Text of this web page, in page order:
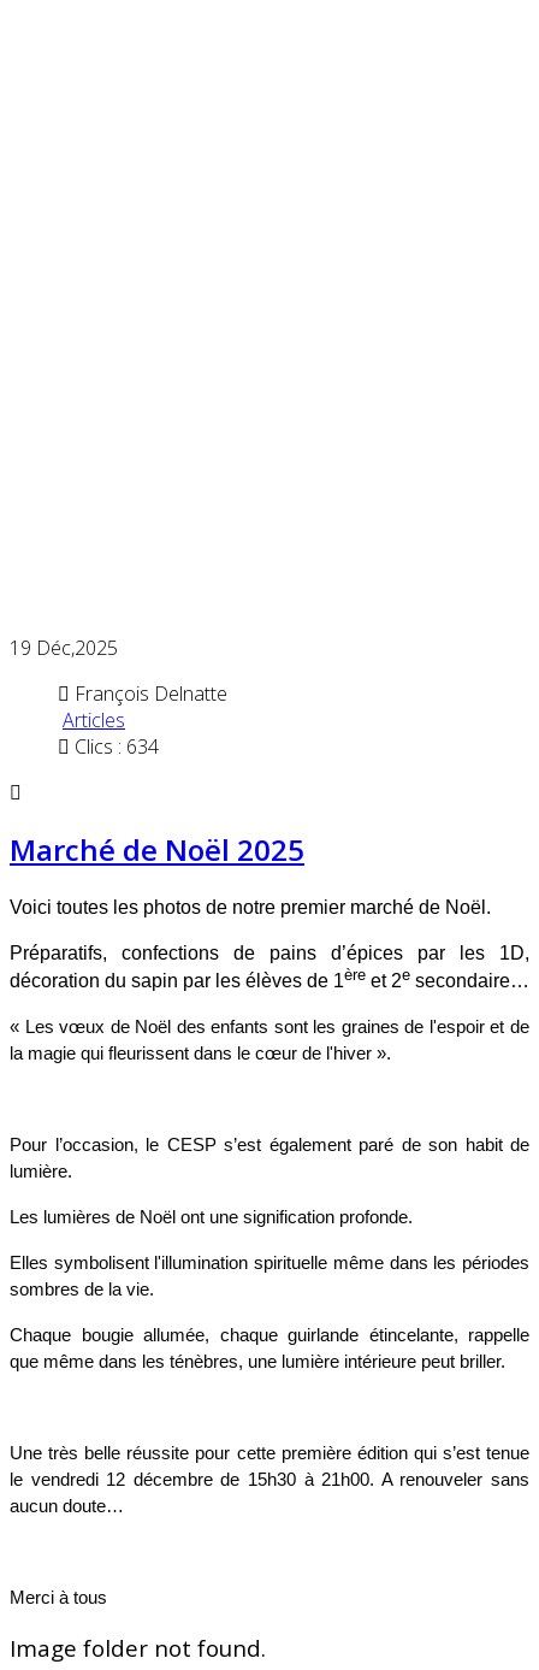
19 Déc,2025
François Delnatte
Articles
Clics : 634
Marché de Noël 2025
Voici toutes les photos de notre premier marché de Noël.
Préparatifs, confections de pains d’épices par les 1D,
décoration du sapin par les élèves de 1ère et 2e secondaire…
​« Les vœux de Noël des enfants sont les graines de l'espoir et de
la magie qui fleurissent dans le cœur de l'hiver ».
Pour l’occasion, le CESP s’est également paré de son habit de
lumière.
Les lumières de Noël ont une signification profonde.
Elles symbolisent l'illumination spirituelle même dans les périodes
sombres de la vie.
Chaque bougie allumée, chaque guirlande étincelante, rappelle
que même dans les ténèbres, une lumière intérieure peut briller.
Une très belle réussite pour cette première édition qui s’est tenue
le vendredi 12 décembre de 15h30 à 21h00. A renouveler sans
aucun doute…
Merci à tous
Image folder not found.